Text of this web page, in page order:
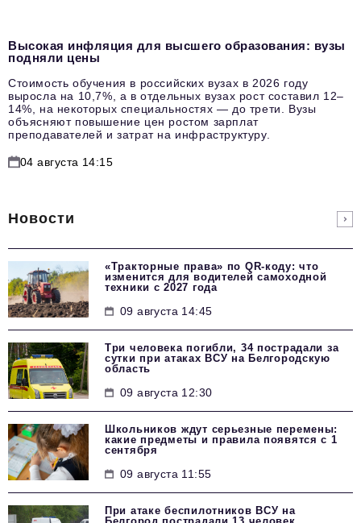
Высокая инфляция для высшего образования: вузы
подняли цены
Стоимость обучения в российских вузах в 2026 году
выросла на 10,7%, а в отдельных вузах рост составил 12–
14%, на некоторых специальностях — до трети. Вузы
объясняют повышение цен ростом зарплат
преподавателей и затрат на инфраструктуру.
04 августа 14:15
Новости
«Тракторные права» по QR-коду: что
изменится для водителей самоходной
техники с 2027 года
09 августа 14:45
Три человека погибли, 34 пострадали за
сутки при атаках ВСУ на Белгородскую
область
09 августа 12:30
Школьников ждут серьезные перемены:
какие предметы и правила появятся с 1
сентября
09 августа 11:55
При атаке беспилотников ВСУ на